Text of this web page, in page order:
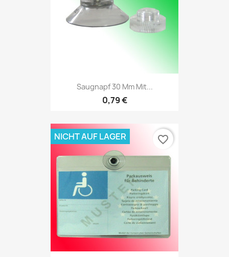
Saugnapf 30 Mm Mit...
0,79 €
NICHT AUF LAGER favorite_border